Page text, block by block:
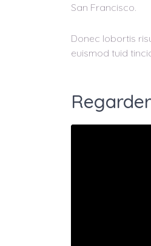
San Francisco.
Donec lobortis
euismod tuid